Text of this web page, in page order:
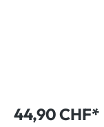
44,90 CHF*